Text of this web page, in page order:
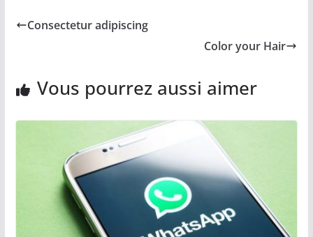
Consectetur adipiscing
Color your Hair
Vous pourrez aussi aimer